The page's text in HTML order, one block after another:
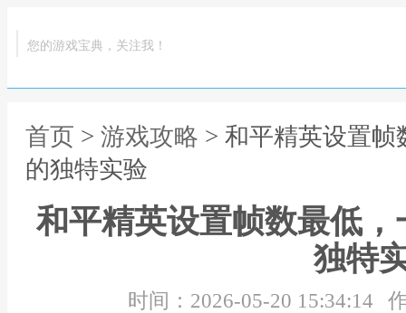
您的游戏宝典，关注我！
首页 > 游戏攻略 > 和平精英设置
的独特实验
和平精英设置帧数最低
独特
时间：2026-05-20 15:34:14